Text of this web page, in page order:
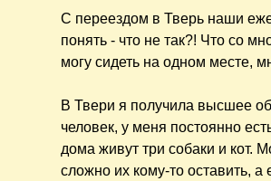
С переездом в Тверь наши
понять - что не так?! Что со
могу сидеть на одном месте,
В Твери я получила высшее
человек, у меня постоянно
дома живут три собаки и
сложно их кому-то оставить,